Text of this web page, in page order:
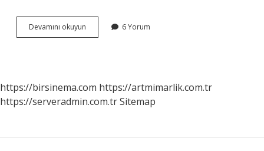
Devamını okuyun
Dünya
Soğuk
Savaş
6 Yorum
https://birsinema.com https://artmimarlik.com.tr
https://serveradmin.com.trSitemap